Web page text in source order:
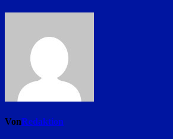
VonRedaktion